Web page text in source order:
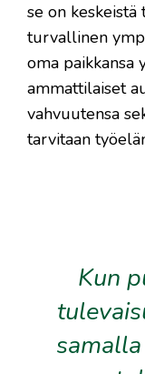
se on
turvallinen
oma paikkansa
ammattilaiset
vahvuutensa
tarvitaan
Kun